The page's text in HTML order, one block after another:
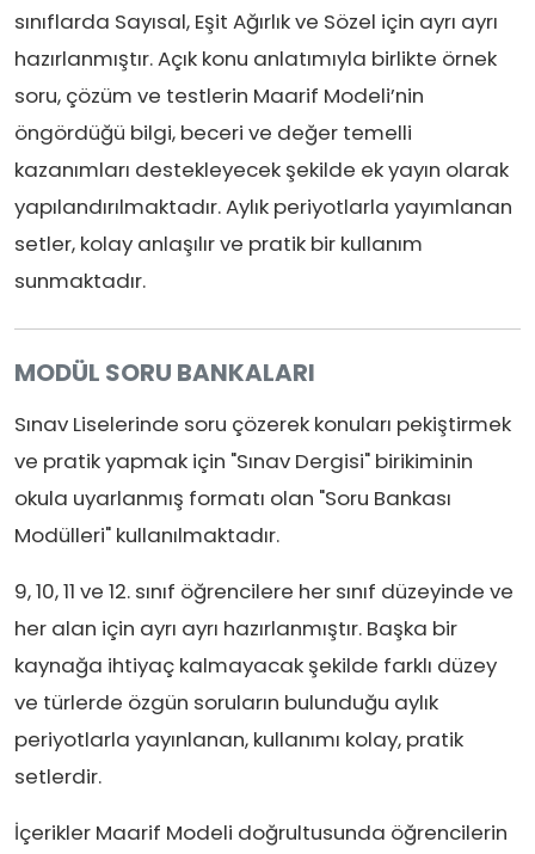
sınıflarda Sayısal, Eşit Ağırlık ve Sözel için ayrı ayrı
hazırlanmıştır. Açık konu anlatımıyla birlikte örnek
soru, çözüm ve testlerin Maarif Modeli’nin
öngördüğü bilgi, beceri ve değer temelli
kazanımları destekleyecek şekilde ek yayın olarak
yapılandırılmaktadır. Aylık periyotlarla yayımlanan
setler, kolay anlaşılır ve pratik bir kullanım
sunmaktadır.
MODÜL SORU BANKALARI
Sınav Liselerinde soru çözerek konuları pekiştirmek
ve pratik yapmak için "Sınav Dergisi" birikiminin
okula uyarlanmış formatı olan "Soru Bankası
Modülleri" kullanılmaktadır.
9, 10, 11 ve 12. sınıf öğrencilere her sınıf düzeyinde ve
her alan için ayrı ayrı hazırlanmıştır. Başka bir
kaynağa ihtiyaç kalmayacak şekilde farklı düzey
ve türlerde özgün soruların bulunduğu aylık
periyotlarla yayınlanan, kullanımı kolay, pratik
setlerdir.
İçerikler Maarif Modeli doğrultusunda öğrencilerin